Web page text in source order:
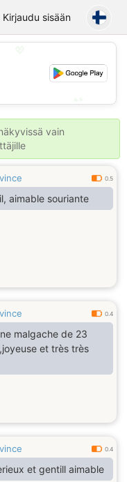
Kirjaudu sisään
vain
0.5
aimable souriante
0.4
malgache de 23
et très très
0.4
et gentill aimable